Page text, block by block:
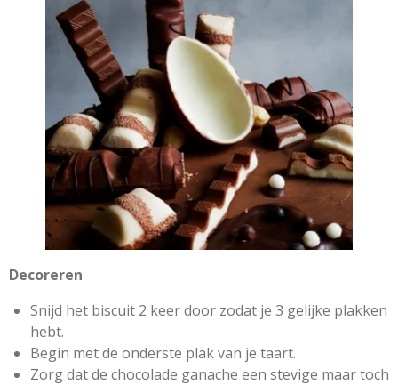
Decoreren
Snijd het biscuit 2 keer door zodat je 3 gelijke plakken
hebt.
Begin met de onderste plak van je taart.
Zorg dat de chocolade ganache een stevige maar toch